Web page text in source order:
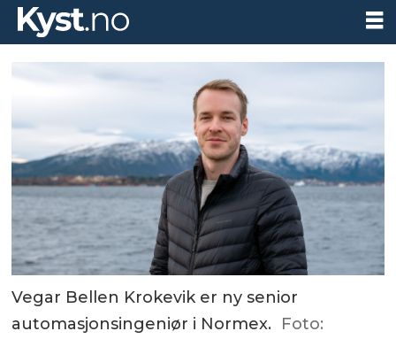
Vegar Bellen Krokevik er ny senior
automasjonsingeniør i Normex. Foto: